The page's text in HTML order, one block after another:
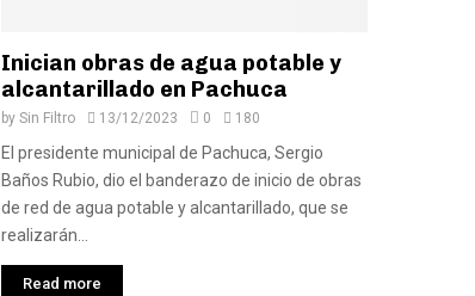
Inician obras de agua potable y
alcantarillado en Pachuca
by Sin Filtro 13/12/2023 0 180
El presidente municipal de Pachuca, Sergio
Baños Rubio, dio el banderazo de inicio de obras
de red de agua potable y alcantarillado, que se
realizarán...
Read more